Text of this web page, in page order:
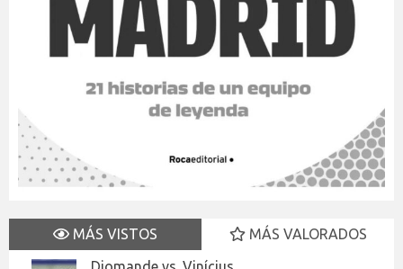
MÁS VISTOS
MÁS VALORADOS